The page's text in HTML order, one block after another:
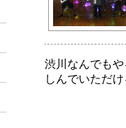
渋川なんでも
しんでいただ